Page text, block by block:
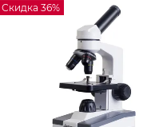
Скидка 36%